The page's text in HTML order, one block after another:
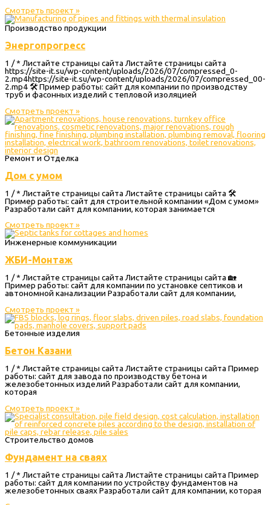
Смотреть проект »
Производство продукции
Энергопрогресс
1 / * Листайте страницы сайта Листайте страницы сайта
https://site-it.su/wp-content/uploads/2026/07/compressed_0-
2.mp4https://site-it.su/wp-content/uploads/2026/07/compressed_00-
2.mp4 🛠 Пример работы: сайт для компании по производству
труб и фасонных изделий с тепловой изоляцией
Смотреть проект »
Ремонт и Отделка
Дом с умом
1 / * Листайте страницы сайта Листайте страницы сайта 🛠
Пример работы: сайт для строительной компании «Дом с умом»
Разработали сайт для компании, которая занимается
Смотреть проект »
Инженерные коммуникации
ЖБИ-Монтаж
1 / * Листайте страницы сайта Листайте страницы сайта 🏡
Пример работы: сайт для компании по установке септиков и
автономной канализации Разработали сайт для компании,
Смотреть проект »
Бетонные изделия
Бетон Казани
1 / * Листайте страницы сайта Листайте страницы сайта Пример
работы: сайт для завода по производству бетона и
железобетонных изделий Разработали сайт для компании,
которая
Смотреть проект »
Строительство домов
Фундамент на сваях
1 / * Листайте страницы сайта Листайте страницы сайта Пример
работы: сайт для компании по устройству фундаментов на
железобетонных сваях Разработали сайт для компании, которая